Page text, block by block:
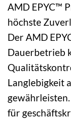
AMD EPYC™
höchste
Der AMD
Dauerbetrieb
Langlebigkeit
für